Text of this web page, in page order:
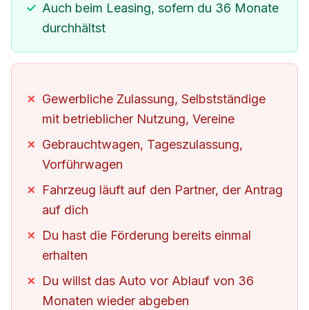
Auch beim Leasing, sofern du 36 Monate
durchhältst
Gewerbliche Zulassung, Selbstständige
mit betrieblicher Nutzung, Vereine
Gebrauchtwagen, Tageszulassung,
Vorführwagen
Fahrzeug läuft auf den Partner, der Antrag
auf dich
Du hast die Förderung bereits einmal
erhalten
Du willst das Auto vor Ablauf von 36
Monaten wieder abgeben